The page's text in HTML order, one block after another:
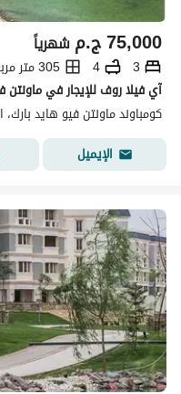
ج.م75,000 شهرياً
3
4
305 متر مربع
الإيميل